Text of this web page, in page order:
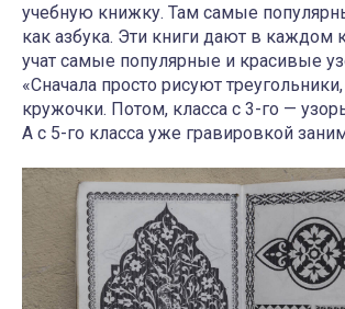
учебную книжку. Там самые
как азбука. Эти книги дают в каждом
учат самые популярные и красивые
«Сначала просто рисуют
кружочки. Потом, класса с 3-го —
А с 5-го класса уже гравировкой